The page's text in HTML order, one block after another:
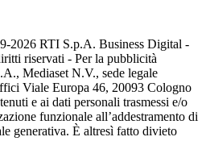
2026 RTI S.p.A. Business Digital -
riservati - Per la pubblicità
Mediaset N.V., sede legale
Viale Europa 46, 20093 Cologno
e ai dati personali trasmessi e/o
funzionale all’addestramento di
generativa. È altresì fatto divieto